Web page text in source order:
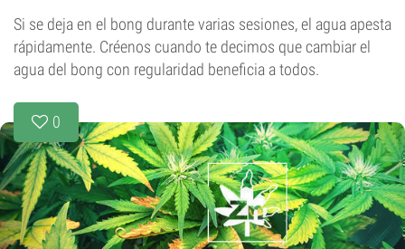
Si se deja en el bong durante varias sesiones, el agua apesta
rápidamente. Créenos cuando te decimos que cambiar el
agua del bong con regularidad beneficia a todos.
0